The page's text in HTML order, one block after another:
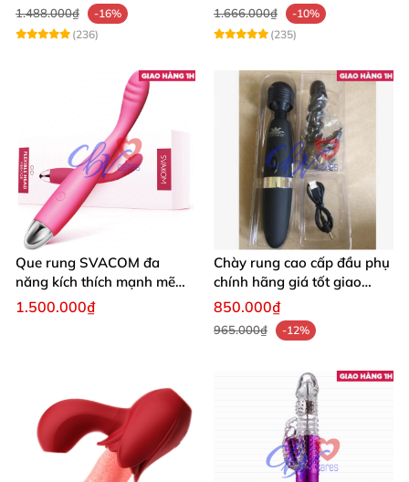
1.488.000₫
-16%
(236)
1.666.000₫
-10%
(235)
Que rung SVACOM đa
năng kích thích mạnh mẽ
trải nghiệm mới
1.500.000₫
Chày rung cao cấp đầu phụ
chính hãng giá tốt giao
nhanh
850.000₫
965.000₫ -12%